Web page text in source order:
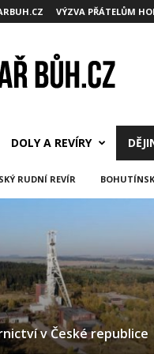
VÝZVA PŘÁTELŮM
DOLY A REVÍRY
RUDNÍ REVÍR
v České republice